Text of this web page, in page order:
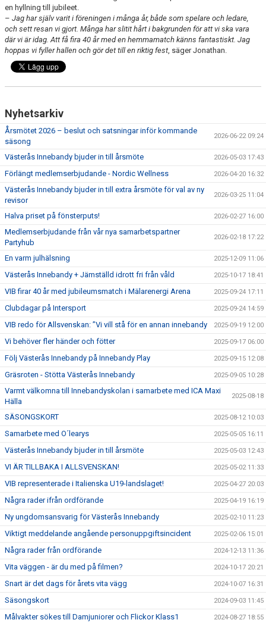
en hyllning till jubileet.
– Jag har själv varit i föreningen i många år, både som spelare och ledare,
och sett resan vi gjort. Många har slitit hårt i bakgrunden för att vi ska vara
där vi är idag. Att få fira 40 år med en hemmamatch känns fantastiskt. Jag
hoppas vi fyller hallen och gör det till en riktig fest, säger Jonathan.
Nyhetsarkiv
Årsmötet 2026 – beslut och satsningar inför kommande
säsong
2026-06-22 09:24
Västerås Innebandy bjuder in till årsmöte 2026-05-03 17:43
Förlängt medlemserbjudande - Nordic Wellness 2026-04-20 16:32
Västerås Innebandy bjuder in till extra årsmöte för val av ny
revisor
2026-03-25 11:04
Halva priset på fönsterputs! 2026-02-27 16:00
Medlemserbjudande från vår nya samarbetspartner
Partyhub
2026-02-18 17:22
En varm julhälsning 2025-12-09 11:06
Västerås Innebandy + Jämställd idrott fri från våld 2025-10-17 18:41
VIB firar 40 år med jubileumsmatch i Mälarenergi Arena 2025-09-24 17:11
Clubdagar på Intersport 2025-09-24 14:59
VIB redo för Allsvenskan: ”Vi vill stå för en annan innebandy 2025-09-19 12:00
Vi behöver fler händer och fötter 2025-09-17 06:00
Följ Västerås Innebandy på Innebandy Play 2025-09-15 12:08
Gräsroten - Stötta Västerås Innebandy 2025-09-05 10:28
Varmt välkomna till Innebandyskolan i samarbete med ICA Maxi
Hälla
2025-08-18
SÄSONGSKORT 2025-08-12 10:03
Samarbete med O´learys 2025-05-05 16:11
Västerås Innebandy bjuder in till årsmöte 2025-05-03 12:43
VI ÄR TILLBAKA I ALLSVENSKAN! 2025-05-02 11:33
VIB representerade i Italienska U19-landslaget! 2025-04-27 20:03
Några rader ifrån ordförande 2025-04-19 16:19
Ny ungdomsansvarig för Västerås Innebandy 2025-02-10 11:23
Viktigt meddelande angående personuppgiftsincident 2025-02-06 15:01
Några rader från ordförande 2024-12-13 11:36
Vita väggen - är du med på filmen? 2024-10-17 20:21
Snart är det dags för årets vita vägg 2024-10-07 16:31
Säsongskort 2024-09-03 11:45
Målvakter sökes till Damjuniorer och Flickor Klass1 2024-08-27 18:55